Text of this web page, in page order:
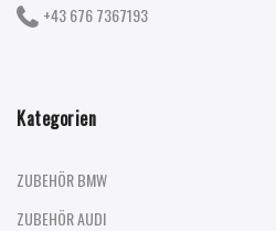
+43 676 7367193
Kategorien
ZUBEHÖR BMW
ZUBEHÖR AUDI